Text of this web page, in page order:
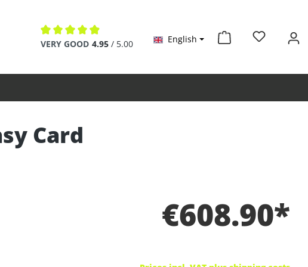
Average rating of 4.9 out of 5 stars
VERY GOOD 4.95 / 5.00 English
Card
€608.90*